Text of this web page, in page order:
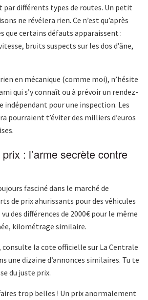
par différents types de routes. Un petit
ne révélera rien. Ce n’est qu’après
que certains défauts apparaissent :
bruits suspects sur les dos d’âne,
en mécanique (comme moi), n’hésite
qui s’y connaît ou à prévoir un rendez-
indépendant pour une inspection. Les
pourraient t’éviter des milliers d’euros
: l’arme secrète contre
fasciné dans le marché de
de prix ahurissants pour des véhicules
vu des différences de 2000€ pour le même
kilométrage similaire.
consulte la cote officielle sur La Centrale
une dizaine d’annonces similaires. Tu te
du juste prix.
trop belles ! Un prix anormalement